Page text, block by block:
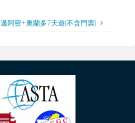
邁阿密+奧蘭多7天遊(不含門票)